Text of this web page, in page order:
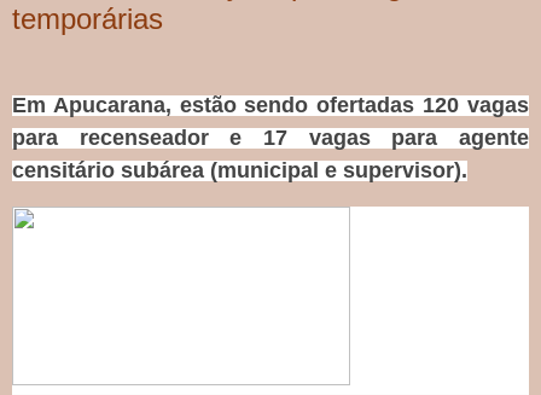
temporárias
Em Apucarana, estão sendo ofertadas 120 vagas
para recenseador e 17 vagas para agente
censitário subárea (municipal e supervisor).